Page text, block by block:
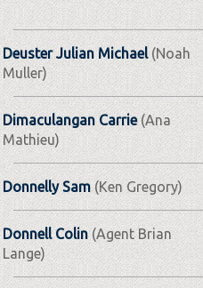
Deuster Julian Michael(Noah
Muller)
Dimaculangan Carrie(Ana
Mathieu)
Donnelly Sam (Ken Gregory)
Donnell Colin (Agent Brian
Lange)